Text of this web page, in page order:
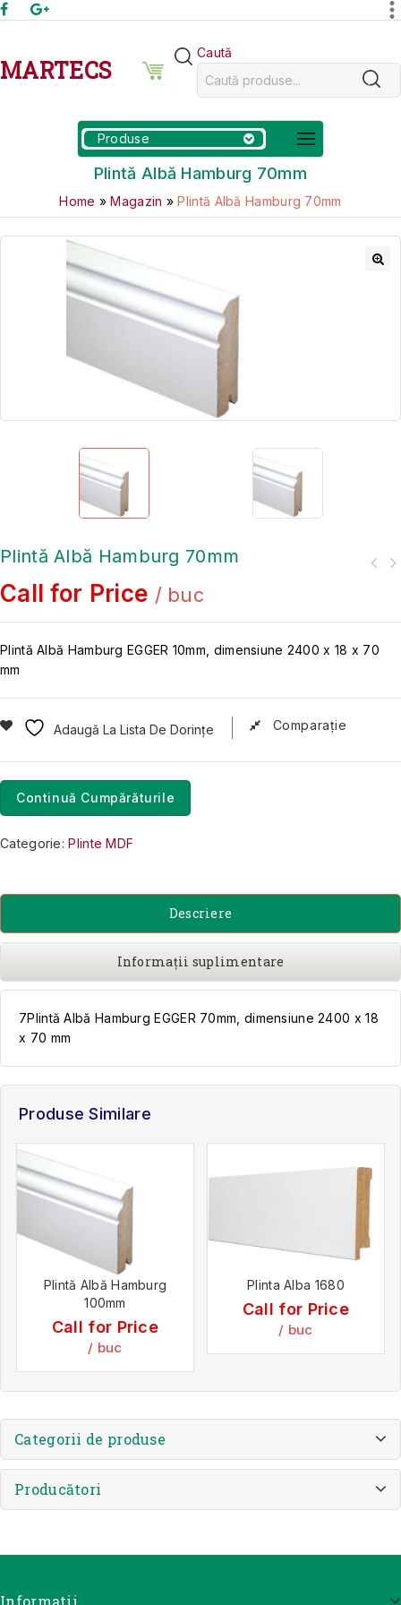
MARTECS
Caută
Produse
Plintă Albă Hamburg 70mm
Home »Magazin »Plintă Albă Hamburg 70mm
Plintă Albă Hamburg 70mm
Call for Price / buc
Plintă Albă Hamburg EGGER 10mm, dimensiune 2400 x 18 x 70
mm
Adaugă La Lista De Dorințe Comparaţie
Continuă Cumpărăturile
Categorie:Plinte MDF
Descriere
Informații suplimentare
7Plintă Albă Hamburg EGGER 70mm, dimensiune 2400 x 18
x 70 mm
Produse Similare
Plintă Albă Hamburg
100mm
Call for Price
/ buc
Plinta Alba 1680
Call for Price
/ buc
Categorii de produse
Producători
Informatii